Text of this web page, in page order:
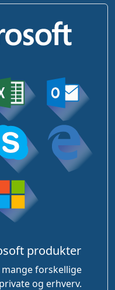
produkter
forskellige
og erhverv.